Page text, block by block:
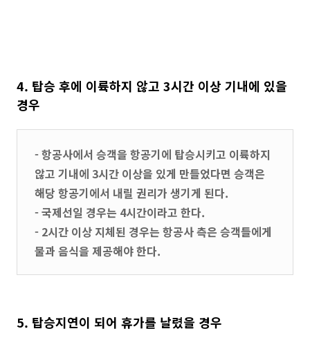
4. 탑승 후에 이륙하지 않고 3시간 이상 기내에 있을
경우
- 항공사에서 승객을 항공기에 탑승시키고 이륙하지
않고 기내에 3시간 이상을 있게 만들었다면 승객은
해당 항공기에서 내릴 권리가 생기게 된다.
- 국제선일 경우는 4시간이라고 한다.
- 2시간 이상 지체된 경우는 항공사 측은 승객들에게
물과 음식을 제공해야 한다.
5. 탑승지연이 되어 휴가를 날렸을 경우